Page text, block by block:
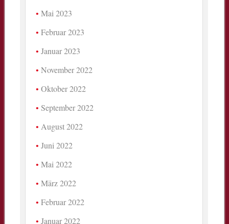
Mai 2023
Februar 2023
Januar 2023
November 2022
Oktober 2022
September 2022
August 2022
Juni 2022
Mai 2022
März 2022
Februar 2022
Januar 2022